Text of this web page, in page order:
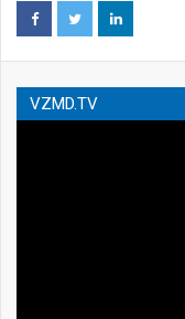
VZMD.TV